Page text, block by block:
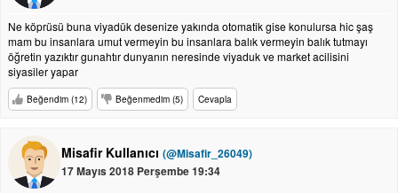
Ne köprüsü buna viyadük desenize yakında otomatik gise konulursa hic şaş
mam bu insanlara umut vermeyin bu insanlara balık vermeyin balık tutmayı
öğretin yazıktır gunahtır dunyanın neresinde viyaduk ve market acilisini
siyasiler yapar
Beğendim (12) Beğenmedim (5) Cevapla
Misafir Kullanıcı (@Misafir_26049)
17 Mayıs 2018 Perşembe 19:34